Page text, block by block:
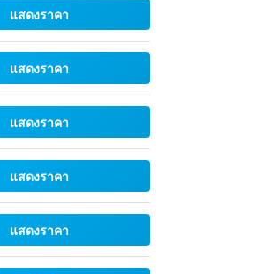
แสดงราคา
แสดงราคา
แสดงราคา
แสดงราคา
แสดงราคา